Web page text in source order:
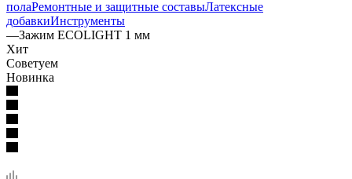
полаРемонтные и защитные составыЛатексные
добавкиИнструменты
—Зажим ECOLIGHT 1 мм
Хит
Советуем
Новинка